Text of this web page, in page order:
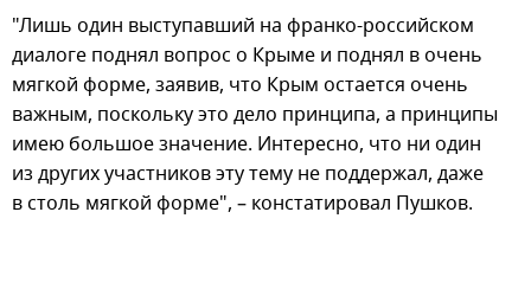
"Лишь один выступавший на франко-российском
диалоге поднял вопрос о Крыме и поднял в очень
мягкой форме, заявив, что Крым остается очень
важным, поскольку это дело принципа, а принципы
имею большое значение. Интересно, что ни один
из других участников эту тему не поддержал, даже
в столь мягкой форме", – констатировал Пушков.